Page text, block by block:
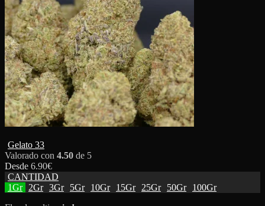
Gelato 33
Valorado con 4.50 de 5
Desde 6.90€
CANTIDAD
1Gr
2Gr 3Gr 5Gr 10Gr 15Gr 25Gr 50Gr
100Gr